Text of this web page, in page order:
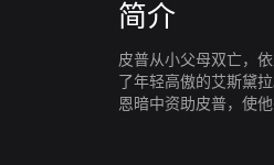
简介
皮普从小父母双亡，
了年轻高傲的艾斯黛
恩暗中资助皮普，使